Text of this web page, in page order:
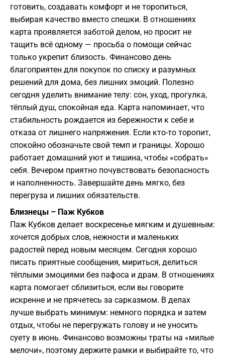
готовить, создавать комфорт и не торопиться,
выбирая качество вместо спешки. В отношениях
карта проявляется заботой делом, но просит не
тащить всё одному — просьба о помощи сейчас
только укрепит близость. Финансово день
благоприятен для покупок по списку и разумных
решений для дома, без лишних эмоций. Полезно
сегодня уделить внимание телу: сон, уход, прогулка,
тёплый душ, спокойная еда. Карта напоминает, что
стабильность рождается из бережности к себе и
отказа от лишнего напряжения. Если кто-то торопит,
спокойно обозначьте свой темп и границы. Хорошо
работает домашний уют и тишина, чтобы «собрать»
себя. Вечером приятно почувствовать безопасность
и наполненность. Завершайте день мягко, без
перегруза и лишних обязательств.
Близнецы – Паж Кубков
Паж Кубков делает воскресенье мягким и душевным:
хочется добрых слов, нежности и маленьких
радостей перед новым месяцем. Сегодня хорошо
писать приятные сообщения, мириться, делиться
тёплыми эмоциями без пафоса и драм. В отношениях
карта помогает сблизиться, если вы говорите
искренне и не прячетесь за сарказмом. В делах
лучше выбрать минимум: немного порядка и затем
отдых, чтобы не перегружать голову и не уносить
суету в июнь. Финансово возможны траты на «милые
мелочи», поэтому держите рамки и выбирайте то, что